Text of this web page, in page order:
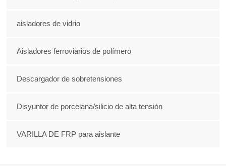
aisladores de vidrio
Aisladores ferroviarios de polímero
Descargador de sobretensiones
Disyuntor de porcelana/silicio de alta tensión
VARILLA DE FRP para aislante